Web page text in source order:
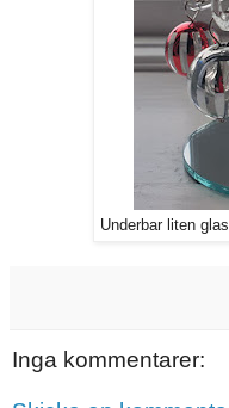
Underbar liten
Inga kommentarer: